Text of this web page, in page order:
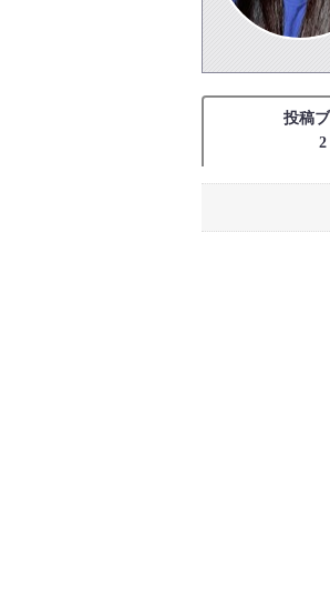
投稿
2